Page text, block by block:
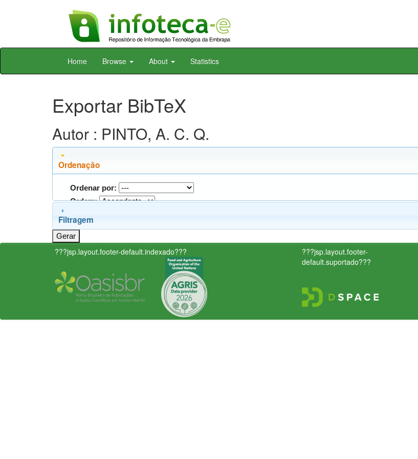
Skip
Home Browse About Statistics
Exportar BibTeX
Autor : PINTO, A. C. Q.
Ordenação
Ordenar por:
Ordem:
Filtragem
???jsp.layout.footer-default.indexado???
???jsp.layout.footer-
default.suportado???